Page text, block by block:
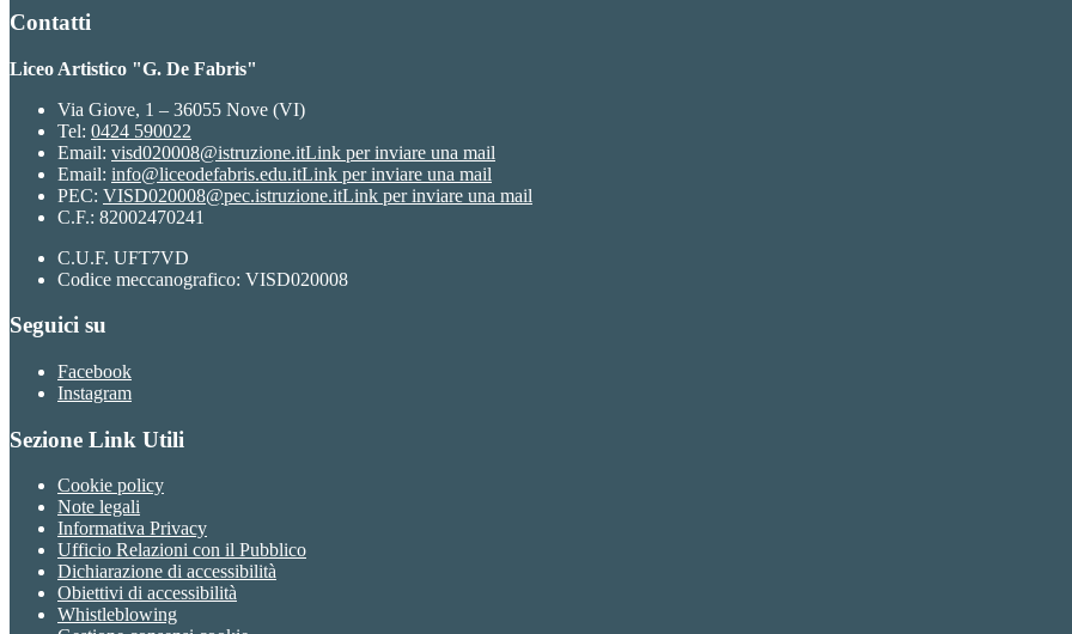
Contatti
Liceo Artistico "G. De Fabris"
Via Giove, 1 – 36055 Nove (VI)
Tel: 0424 590022
Email: visd020008@istruzione.itLink per inviare una mail
Email: info@liceodefabris.edu.itLink per inviare una mail
PEC: VISD020008@pec.istruzione.itLink per inviare una mail
C.F.: 82002470241
C.U.F. UFT7VD
Codice meccanografico: VISD020008
Seguici su
Facebook
Instagram
Sezione Link Utili
Cookie policy
Note legali
Informativa Privacy
Ufficio Relazioni con il Pubblico
Dichiarazione di accessibilità
Obiettivi di accessibilità
Whistleblowing